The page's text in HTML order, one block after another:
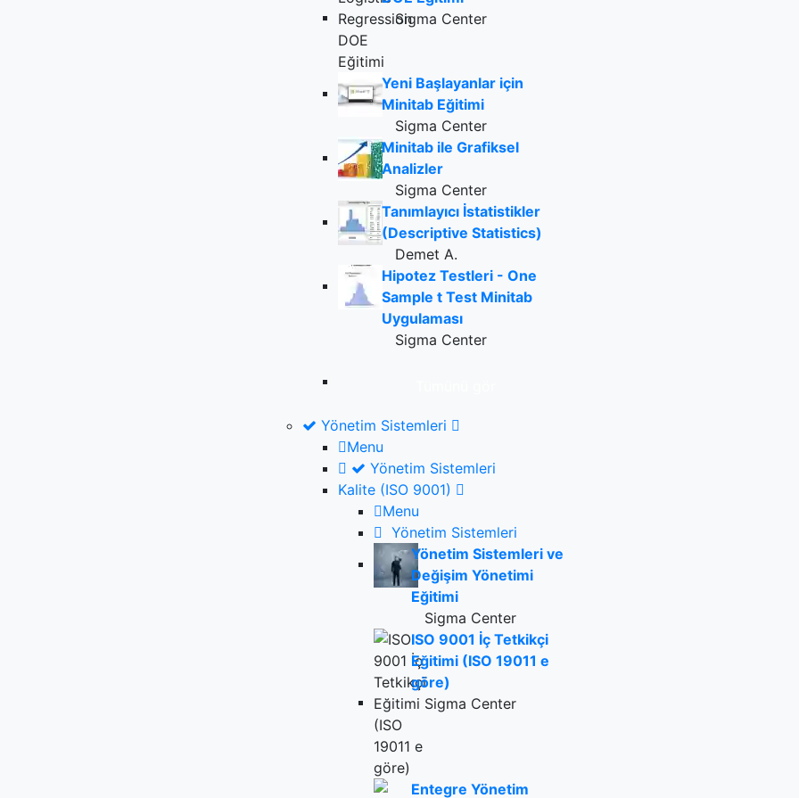
Sigma Center
Yeni Başlayanlar için
Minitab Eğitimi
Sigma Center
Minitab ile Grafiksel
Analizler
Sigma Center
Tanımlayıcı İstatistikler
(Descriptive Statistics)
Demet A.
Hipotez Testleri - One
Sample t Test Minitab
Uygulaması
Sigma Center
Yönetim Sistemleri
Menu
Yönetim Sistemleri
Kalite (ISO 9001)
Menu
Yönetim Sistemleri
Yönetim Sistemleri ve
Değişim Yönetimi
Eğitimi
Sigma Center
ISO 9001 İç Tetkikçi
Eğitimi (ISO 19011 e
göre)
Sigma Center
Entegre Yönetim